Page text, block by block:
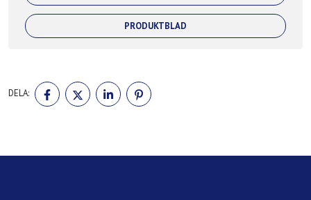
PRODUKTBLAD
DELA:
DELA
PÅ
FACEBOOK
DELA
PÅ
TWITTER
DELA
PÅ
LINKEDIN
PÅ